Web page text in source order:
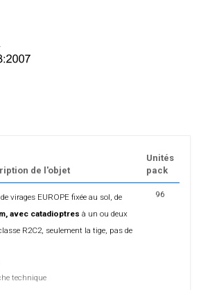
de l'objet
Unités
pack
virages EUROPE fixée au sol, de
avec catadioptres à un ou deux
R2C2, seulement la tige, pas de
technique
96